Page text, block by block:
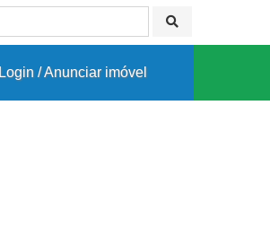
Login / Anunciar imóvel